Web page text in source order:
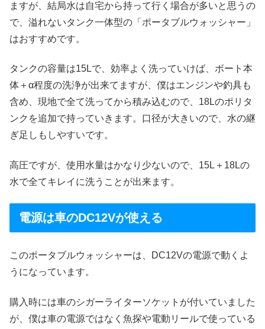
ますが、結局水は自宅から持って行く場合が多いと思うの
で、溢れないタンク一体型の「ポータブルウォッシャー」
はおすすめです。
タンクの容量は15Lで、効率よく洗っていけば、ボート本
体＋α程度の洗浄が出来てますが、僕はエンジンや釣具も
含め、現地で全て洗ってから積み込むので、18Lのポリタ
ンクを追加で持っていきます。口径が大きいので、水の継
ぎ足しもしやすいです。
高圧ですが、使用水量はかなり少ないので、15L＋18Lの
水で全てキレイに洗うことが出来ます。
電源は車のDC12Vが使える
このポータブルウォッシャーは、DC12Vの電源で動くよ
うになっています。
購入時には車のシガーライターソケットが付いていました
が、僕は車の電源ではなく魚探や電動リールで使っている